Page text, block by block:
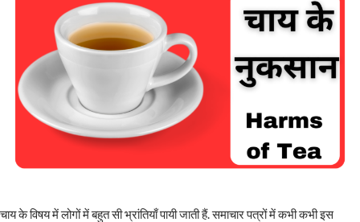
चाय के विषय में लोगों में बहुत सी भ्रांतियाँ पायी जाती हैं. समाचार पत्रों में कभी कभी इस